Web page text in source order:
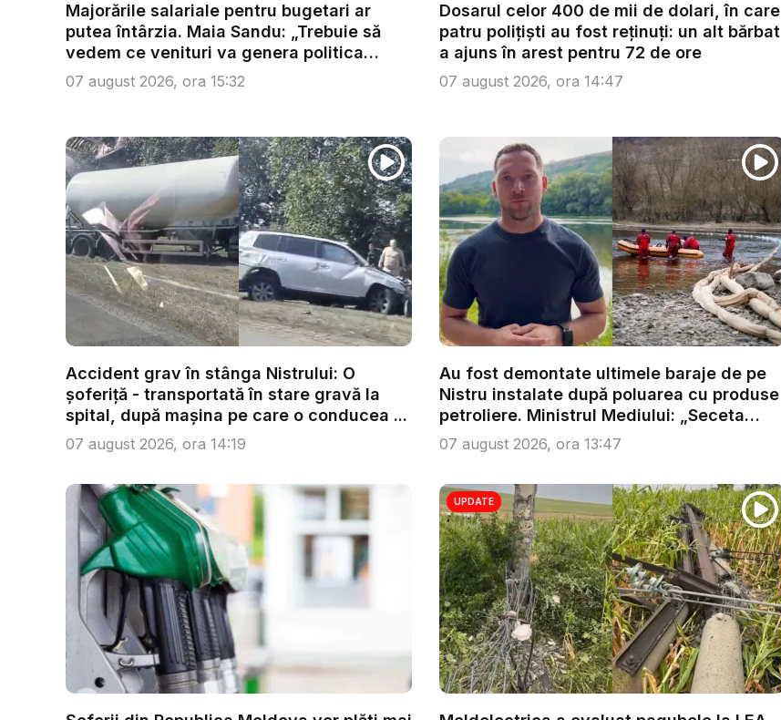
Majorările salariale pentru bugetari ar
putea întârzia. Maia Sandu: „Trebuie să
vedem ce venituri va genera politica
fisc...
07 august 2026, ora 15:32
Dosarul celor 400 de mii de dolari, în care
patru polițiști au fost reținuți: un alt bărbat
a ajuns în arest pentru 72 de ore
07 august 2026, ora 14:47
Accident grav în stânga Nistrului: O
șoferiță - transportată în stare gravă la
spital, după mașina pe care o conducea ...
07 august 2026, ora 14:19
Au fost demontate ultimele baraje de pe
Nistru instalate după poluarea cu produse
petroliere. Ministrul Mediului: „Seceta
răm...
07 august 2026, ora 13:47
UPDATE